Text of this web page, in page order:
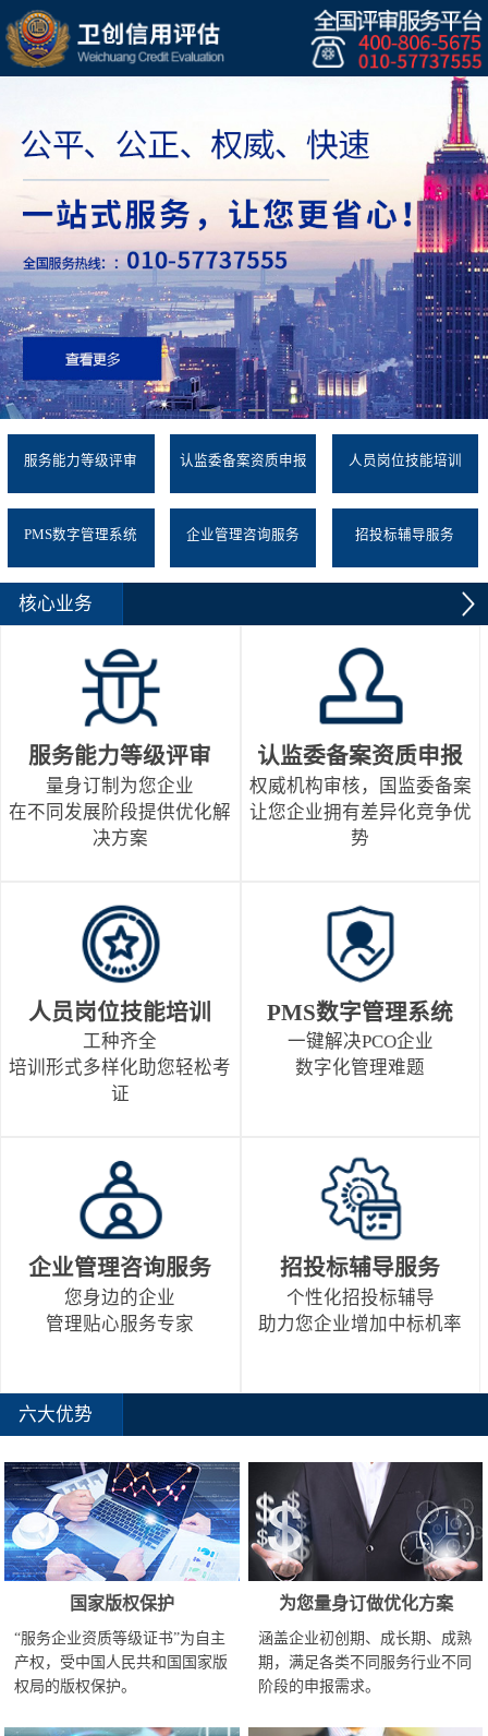
服务能力等级评审 认监委备案资质申报 人员岗位技能培训
PMS数字管理系统 企业管理咨询服务 招投标辅导服务
核心业务
服务能力等级评审
量身订制为您企业
在不同发展阶段提供优化解
决方案
认监委备案资质申报
权威机构审核，国监委备案
让您企业拥有差异化竞争优
势
人员岗位技能培训
工种齐全
培训形式多样化助您轻松考
证
PMS数字管理系统
一键解决PCO企业
数字化管理难题
企业管理咨询服务
您身边的企业
管理贴心服务专家
招投标辅导服务
个性化招投标辅导
助力您企业增加中标机率
六大优势
国家版权保护
“服务企业资质等级证书”为自主
产权，受中国人民共和国国家版
权局的版权保护。
为您量身订做优化方案
涵盖企业初创期、成长期、成熟
期，满足各类不同服务行业不同
阶段的申报需求。